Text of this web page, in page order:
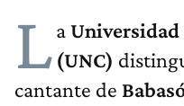
LaUniversidad
(UNC)
cantante de